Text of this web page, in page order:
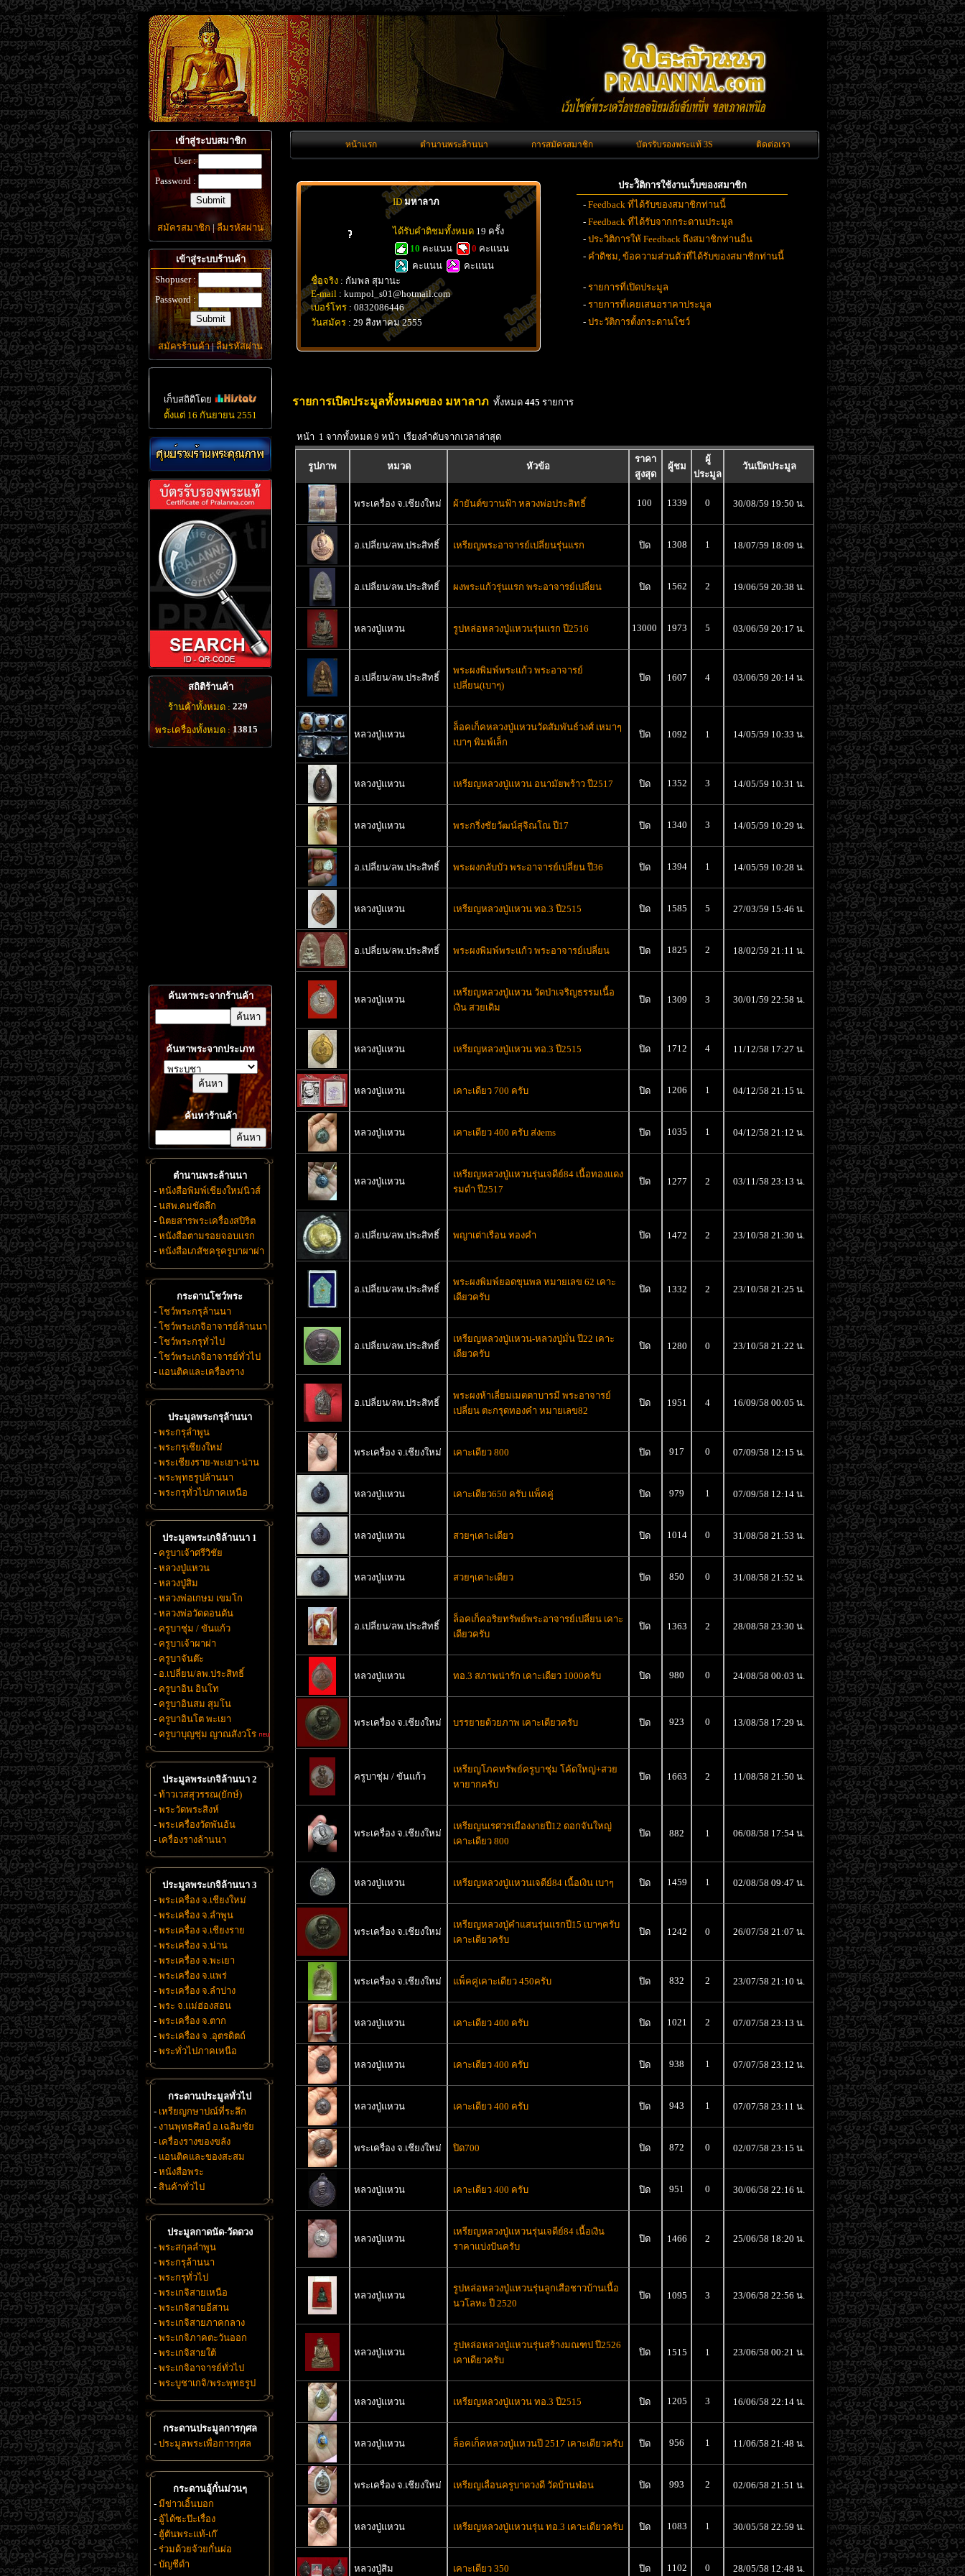
เข้าสู่ระบบสมาชิก
User :
Password :
สมัครสมาชิก|ลืมรหัสผ่าน
เข้าสู่ระบบร้านค้า
Shopuser :
Password :
สมัครร้านค้า|ลืมรหัสผ่าน
เก็บสถิติโดย
ตั้งแต่ 16 กันยายน 2551
สถิติร้านค้า
ร้านค้าทั้งหมด : 229
พระเครื่องทั้งหมด : 13815
ค้นหาพระจากร้านค้า
ค้นหาพระจากประเภท
ค้นหาร้านค้า
ตำนานพระล้านนา
- หนังสือพิมพ์เชียงใหม่นิวส์
- นสพ.คมชัดลึก
- นิตยสารพระเครื่องสปิริต
- หนังสือตามรอยจอบแรก
- หนังสือเภสัชครุครูบาผาผ่า
กระดานโชว์พระ
- โชว์พระกรุล้านนา
- โชว์พระเกจิอาจารย์ล้านนา
- โชว์พระกรุทั่วไป
- โชว์พระเกจิอาจารย์ทั่วไป
- แอนติคและเครื่องราง
ประมูลพระกรุล้านนา
- พระกรุลำพูน
- พระกรุเชียงใหม่
- พระเชียงราย-พะเยา-น่าน
- พระพุทธรูปล้านนา
- พระกรุทั่วไปภาคเหนือ
ประมูลพระเกจิล้านนา 1
- ครูบาเจ้าศรีวิชัย
- หลวงปู่แหวน
- หลวงปู่สิม
- หลวงพ่อเกษม เขมโก
- หลวงพ่อวัดดอนตัน
- ครูบาชุ่ม / ขันแก้ว
- ครูบาเจ้าผาผ่า
- ครูบาจันต๊ะ
- อ.เปลี่ยน/ลพ.ประสิทธิ์
- ครูบาอิน อินโท
- ครูบาอินสม สุมโน
- ครูบาอินโต พะเยา
- ครูบาบุญชุ่ม ญาณสังวโร
ประมูลพระเกจิล้านนา 2
- ท้าวเวสสุวรรณ(ยักษ์)
- พระวัดพระสิงห์
- พระเครื่องวัดพันอ้น
- เครื่องรางล้านนา
ประมูลพระเกจิล้านนา 3
- พระเครื่อง จ.เชียงใหม่
- พระเครื่อง จ.ลำพูน
- พระเครื่อง จ.เชียงราย
- พระเครื่อง จ.น่าน
- พระเครื่อง จ.พะเยา
- พระเครื่อง จ.แพร่
- พระเครื่อง จ.ลำปาง
- พระ จ.แม่ฮ่องสอน
- พระเครื่อง จ.ตาก
- พระเครื่อง จ .อุตรดิตถ์
- พระทั่วไปภาคเหนือ
กระดานประมูลทั่วไป
- เหรียญกษาปณ์ที่ระลึก
- งานพุทธศิลป์ อ.เฉลิมชัย
- เครื่องรางของขลัง
- แอนติคและของสะสม
- หนังสือพระ
- สินค้าทั่วไป
ประมูลกาดนัด-วัดดวง
- พระสกุลลำพูน
- พระกรุล้านนา
- พระกรุทั่วไป
- พระเกจิสายเหนือ
- พระเกจิสายอีสาน
- พระเกจิสายภาคกลาง
- พระเกจิภาคตะวันออก
- พระเกจิสายใต้
- พระเกจิอาจารย์ทั่วไป
- พระบูชาเกจิ/พระพุทธรูป
กระดานประมูลการกุศล
- ประมูลพระเพื่อการกุศล
กระดานอู้กั๋นม่วนๆ
- มีข่าวเอิ้นบอก
- อู้ได้ซะป๊ะเรื่อง
- ฮู้ตันพระแท้-เก๊
- ร่วมด้วยจ้วยกั๋นผ่อ
- บัญชีดำ
หน้าแรก ตำนานพระล้านนา การสมัครสมาชิก บัตรรับรองพระแท้ 3S ติดต่อเรา
ID มหาลาภ
ได้รับคำติชมทั้งหมด 19 ครั้ง
10 คะแนน 0 คะแนน
คะแนน
คะแนน
ชื่อจริง : กัมพล สุมานะ
E-mail : kumpol_s01@hotmail.com
เบอร์โทร : 0832086446
วันสมัคร : 29 สิงหาคม 2555
ประวัิติการใช้งานเว็บของสมาชิก
- Feedback ที่ได้รับของสมาชิกท่านนี้
- Feedback ที่ได้รับจากกระดานประมูล
- ประวิติการให้ Feedback ถึงสมาชิกท่านอื่น
- คำติชม, ข้อความส่วนตัวที่ได้รับของสมาชิกท่านนี้
- รายการที่เปิดประมูล
- รายการที่เคยเสนอราคาประมูล
- ประวัติการตั้งกระดานโชว์
รายการเปิดประมูลทั้งหมดของ มหาลาภ ทั้งหมด 445 รายการ
หน้า 1 จากทั้งหมด 9 หน้า เรียงลำดับจากเวลาล่าสุด
รูปภาพ หมวด หัวข้อ
ราคา
สูงสุด
ผู้ชม
ผู้
ประมูล
วันเปิดประมูล
พระเครื่อง จ.เชียงใหม่ ผ้ายันต์ขวานฟ้า หลวงพ่อประสิทธิ์ 100 1339 0 30/08/59 19:50 น.
อ.เปลี่ยน/ลพ.ประสิทธิ์ เหรียญพระอาจารย์เปลี่ยนรุ่นแรก ปิด 1308 1 18/07/59 18:09 น.
อ.เปลี่ยน/ลพ.ประสิทธิ์ ผงพระแก้วรุ่นแรก พระอาจารย์เปลี่ยน ปิด 1562 2 19/06/59 20:38 น.
หลวงปู่แหวน รูปหล่อหลวงปู่แหวนรุ่นแรก ปี2516 13000 1973 5 03/06/59 20:17 น.
อ.เปลี่ยน/ลพ.ประสิทธิ์
พระผงพิมพ์พระแก้ว พระอาจารย์
เปลี่ยน(เบาๆ)
ปิด 1607 4 03/06/59 20:14 น.
หลวงปู่แหวน
ล็อคเก็คหลวงปู่แหวนวัดสัมพันธ์วงศ์ เหมาๆ
เบาๆ พิมพ์เล็ก
ปิด 1092 1 14/05/59 10:33 น.
หลวงปู่แหวน เหรียญหลวงปู่แหวน อนามัยพร้าว ปี2517 ปิด 1352 3 14/05/59 10:31 น.
หลวงปู่แหวน พระกริ่งชัยวัฒน์สุจิณโณ ปี17 ปิด 1340 3 14/05/59 10:29 น.
อ.เปลี่ยน/ลพ.ประสิทธิ์ พระผงกลับบัว พระอาจารย์เปลี่ยน ปี36 ปิด 1394 1 14/05/59 10:28 น.
หลวงปู่แหวน เหรียญหลวงปู่แหวน ทอ.3 ปี2515 ปิด 1585 5 27/03/59 15:46 น.
อ.เปลี่ยน/ลพ.ประสิทธิ์ พระผงพิมพ์พระแก้ว พระอาจารย์เปลี่ยน ปิด 1825 2 18/02/59 21:11 น.
หลวงปู่แหวน
เหรียญหลวงปู่แหวน วัดป่าเจริญธรรมเนื้อ
เงิน สวยเดิม
ปิด 1309 3 30/01/59 22:58 น.
หลวงปู่แหวน เหรียญหลวงปู่แหวน ทอ.3 ปี2515 ปิด 1712 4 11/12/58 17:27 น.
หลวงปู่แหวน เคาะเดียว 700 ครับ ปิด 1206 1 04/12/58 21:15 น.
หลวงปู่แหวน เคาะเดียว 400 ครับ ส่งems ปิด 1035 1 04/12/58 21:12 น.
หลวงปู่แหวน
เหรียญหลวงปู่แหวนรุ่นเจดีย์84 เนื้อทองแดง
รมดำ ปี2517
ปิด 1277 2 03/11/58 23:13 น.
อ.เปลี่ยน/ลพ.ประสิทธิ์ พญาเต่าเรือน ทองคำ ปิด 1472 2 23/10/58 21:30 น.
อ.เปลี่ยน/ลพ.ประสิทธิ์
พระผงพิมพ์ยอดขุนพล หมายเลข 62 เคาะ
เดียวครับ
ปิด 1332 2 23/10/58 21:25 น.
อ.เปลี่ยน/ลพ.ประสิทธิ์
เหรียญหลวงปู่แหวน-หลวงปู่มั่น ปี22 เคาะ
เดียวครับ
ปิด 1280 0 23/10/58 21:22 น.
อ.เปลี่ยน/ลพ.ประสิทธิ์
พระผงห้าเลี่ยมเมตตาบารมี พระอาจารย์
เปลี่ยน ตะกรุดทองคำ หมายเลข82
ปิด 1951 4 16/09/58 00:05 น.
พระเครื่อง จ.เชียงใหม่ เคาะเดียว 800 ปิด 917 0 07/09/58 12:15 น.
หลวงปู่แหวน เคาะเดียว650 ครับ แพ็คคู่ ปิด 979 1 07/09/58 12:14 น.
หลวงปู่แหวน สวยๆเคาะเดียว ปิด 1014 0 31/08/58 21:53 น.
หลวงปู่แหวน สวยๆเคาะเดียว ปิด 850 0 31/08/58 21:52 น.
อ.เปลี่ยน/ลพ.ประสิทธิ์
ล็อคเก็คอริยทรัพย์พระอาจารย์เปลี่ยน เคาะ
เดียวครับ
ปิด 1363 2 28/08/58 23:30 น.
หลวงปู่แหวน ทอ.3 สภาพน่ารัก เคาะเดียว 1000ครับ ปิด 980 0 24/08/58 00:03 น.
พระเครื่อง จ.เชียงใหม่ บรรยายด้วยภาพ เคาะเดียวครับ ปิด 923 0 13/08/58 17:29 น.
ครูบาชุ่ม / ขันแก้ว
เหรียญโภคทรัพย์ครูบาชุ่ม โค้ดใหญ่+สวย
หายากครับ
ปิด 1663 2 11/08/58 21:50 น.
พระเครื่อง จ.เชียงใหม่
เหรียญนเรศวรเมืองงายปี12 ดอกจันใหญ่
เคาะเดียว 800
ปิด 882 1 06/08/58 17:54 น.
หลวงปู่แหวน เหรียญหลวงปู่แหวนเจดีย์84 เนื้อเงิน เบาๆ ปิด 1459 1 02/08/58 09:47 น.
พระเครื่อง จ.เชียงใหม่
เหรียญหลวงปู่คำแสนรุ่นแรกปี15 เบาๆครับ
เคาะเดียวครับ
ปิด 1242 0 26/07/58 21:07 น.
พระเครื่อง จ.เชียงใหม่ แพ็คคู่เคาะเดียว 450ครับ ปิด 832 2 23/07/58 21:10 น.
หลวงปู่แหวน เคาะเดียว 400 ครับ ปิด 1021 2 07/07/58 23:13 น.
หลวงปู่แหวน เคาะเดียว 400 ครับ ปิด 938 1 07/07/58 23:12 น.
หลวงปู่แหวน เคาะเดียว 400 ครับ ปิด 943 1 07/07/58 23:11 น.
พระเครื่อง จ.เชียงใหม่ ปิด700 ปิด 872 0 02/07/58 23:15 น.
หลวงปู่แหวน เคาะเดียว 400 ครับ ปิด 951 0 30/06/58 22:16 น.
หลวงปู่แหวน
เหรียญหลวงปู่แหวนรุ่นเจดีย์84 เนื้อเงิน
ราคาแบ่งปันครับ
ปิด 1466 2 25/06/58 18:20 น.
หลวงปู่แหวน
รูปหล่อหลวงปู่แหวนรุ่นลูกเสือชาวบ้านเนื้อ
นวโลหะ ปี 2520
ปิด 1095 3 23/06/58 22:56 น.
หลวงปู่แหวน
รูปหล่อหลวงปู่แหวนรุ่นสร้างมณฑป ปี2526
เคาเดียวครับ
ปิด 1515 1 23/06/58 00:21 น.
หลวงปู่แหวน เหรียญหลวงปู่แหวน ทอ.3 ปี2515 ปิด 1205 3 16/06/58 22:14 น.
หลวงปู่แหวน ล็อคเก็คหลวงปู่แหวนปี 2517 เคาะเดียวครับ ปิด 956 1 11/06/58 21:48 น.
พระเครื่อง จ.เชียงใหม่ เหรียญเลื่อนครูบาดวงดี วัดบ้านฟ่อน ปิด 993 2 02/06/58 21:51 น.
หลวงปู่แหวน เหรียญหลวงปู่แหวนรุ่น ทอ.3 เคาะเดียวครับ ปิด 1083 1 30/05/58 22:59 น.
หลวงปู่สิม เคาะเดียว 350 ปิด 1102 0 28/05/58 12:48 น.